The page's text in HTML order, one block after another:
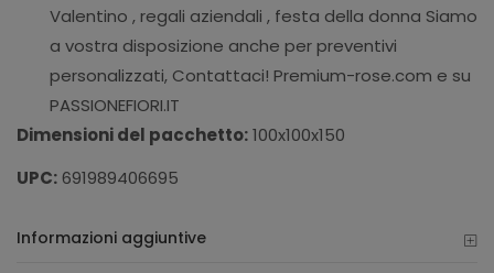
Valentino , regali aziendali , festa della donna Siamo
a vostra disposizione anche per preventivi
personalizzati, Contattaci! Premium-rose.com e su
PASSIONEFIORI.IT
Dimensioni del pacchetto:100x100x150
UPC: 691989406695
Informazioni aggiuntive